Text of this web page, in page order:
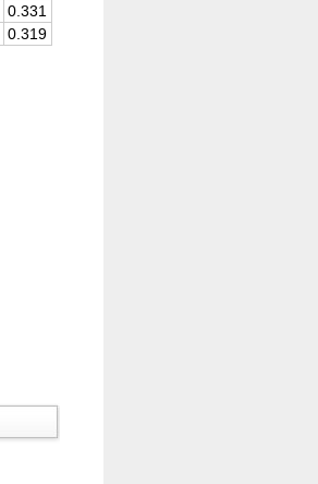
0.331
0.319